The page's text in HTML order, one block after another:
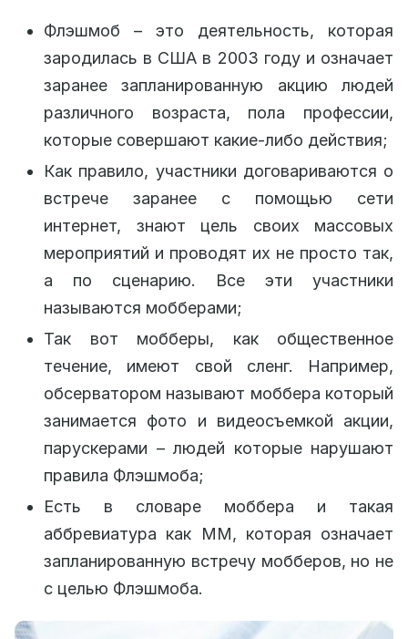
Флэшмоб – это деятельность, которая
зародилась в США в 2003 году и означает
заранее запланированную акцию людей
различного возраста, пола профессии,
которые совершают какие-либо действия;
Как правило, участники договариваются о
встрече заранее с помощью сети
интернет, знают цель своих массовых
мероприятий и проводят их не просто так,
а по сценарию. Все эти участники
называются мобберами;
Так вот мобберы, как общественное
течение, имеют свой сленг. Например,
обсерватором называют моббера который
занимается фото и видеосъемкой акции,
парускерами – людей которые нарушают
правила Флэшмоба;
Есть в словаре моббера и такая
аббревиатура как ММ, которая означает
запланированную встречу мобберов, но не
с целью Флэшмоба.